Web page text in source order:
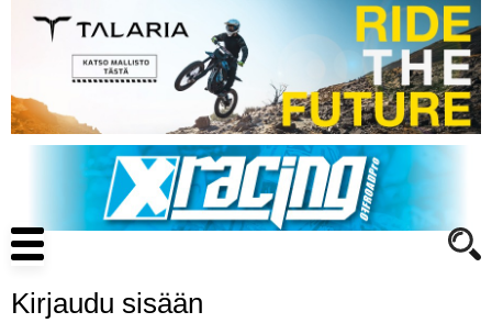
pääsisältöön
Main
navigation
Kirjaudu sisään